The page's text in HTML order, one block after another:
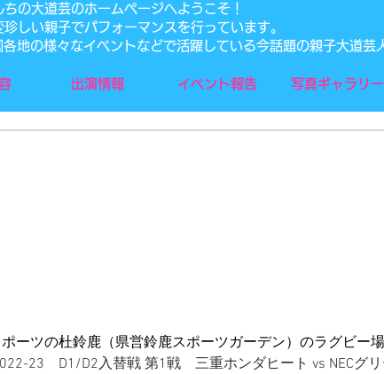
ちの大道芸のホームページへようこそ！
しい親子でパフォーマンスを行っています。
地の様々なイベントなどで活躍している今話題の親子大道芸
出演情報 イベント報告 写真ギャラリー
ーツの杜鈴鹿（県営鈴鹿スポーツガーデン）のラグビー
23　D1/D2入替戦 第1戦　三重ホンダヒート vs NECグ